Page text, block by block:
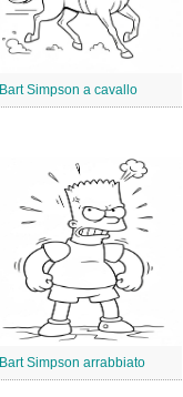
Bart Simpson a cavallo
Bart Simpson arrabbiato